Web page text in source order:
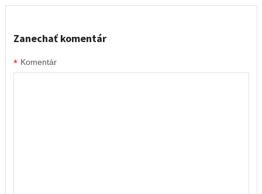
Zanechať komentár
Komentár
*